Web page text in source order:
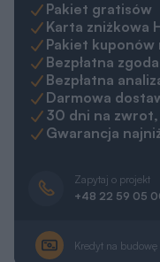
Pakiet gratisów
Karta zniżkowa
Pakiet
Bezpłatna
Bezpłatna
Darmowa
30 dni na
Gwarancja
Zapytaj o projekt
+48 22 59 05
Kredyt na budowę